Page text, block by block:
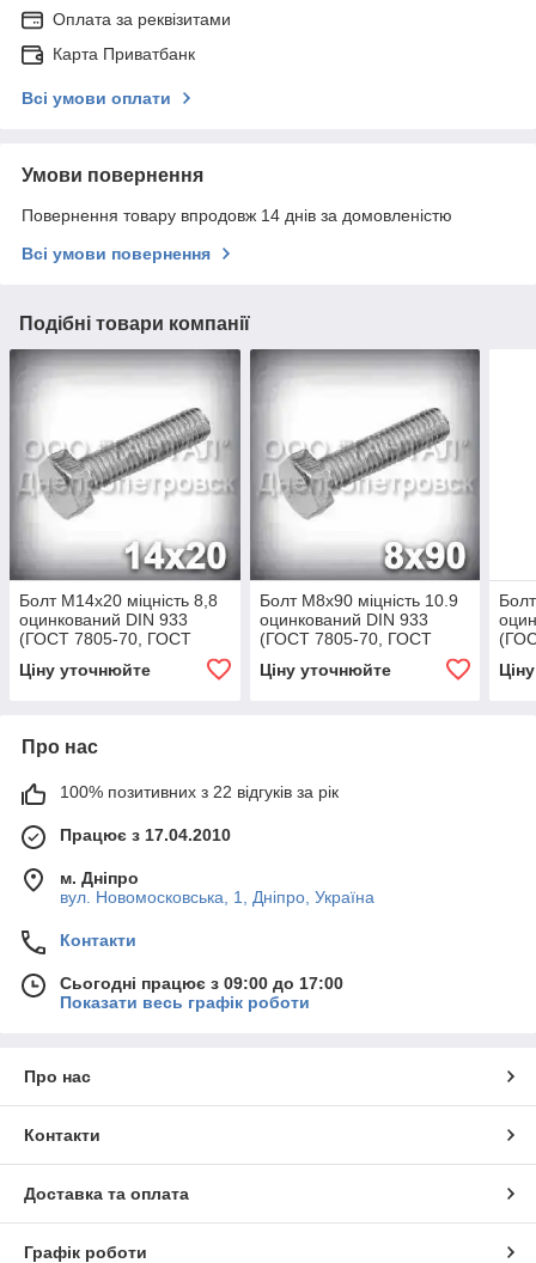
Оплата за реквізитами
Карта Приватбанк
Всі умови оплати
Умови повернення
Повернення товару впродовж 14 днів за домовленістю
Всі умови повернення
Подібні товари компанії
Болт М14х20 міцність 8,8
оцинкований DIN 933
(ГОСТ 7805-70, ГОСТ
Ціну уточнюйте
Болт М8х90 міцність 10.9
оцинкований DIN 933
(ГОСТ 7805-70, ГОСТ
Ціну уточнюйте
Про нас
100% позитивних з 22 відгуків за рік
Працює з 17.04.2010
м. Дніпро
вул. Новомосковська, 1, Дніпро, Україна
Контакти
Сьогодні працює з 09:00 до 17:00
Показати весь графік роботи
Про нас
Контакти
Доставка та оплата
Графік роботи